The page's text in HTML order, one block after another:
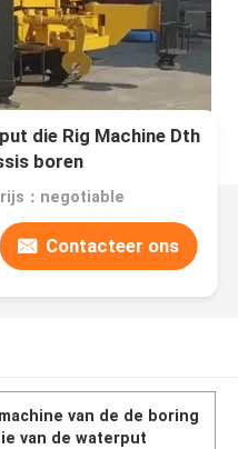
die Rig Machine Dth
boren
：negotiable
Contacteer ons
van de de boring
van de waterput